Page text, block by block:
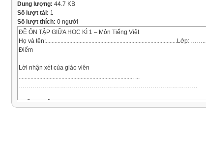
Dung lượng: 44.7 KB
Số lượt tải: 1
Số lượt thích: 0 người
ĐỀ ÔN TẬP GIỮA HỌC KÌ 1 – Môn Tiếng Việt
Họ và tên:.........................................................................................Lớp: ……..
Điểm
Lời nhận xét của giáo viên
.............................................................................. ...
……………………………………………………………………………….